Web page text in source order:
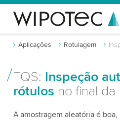
Aplicações Rotulagem
TQS: Inspeção
rótulos no final da
A amostragem aleatória é